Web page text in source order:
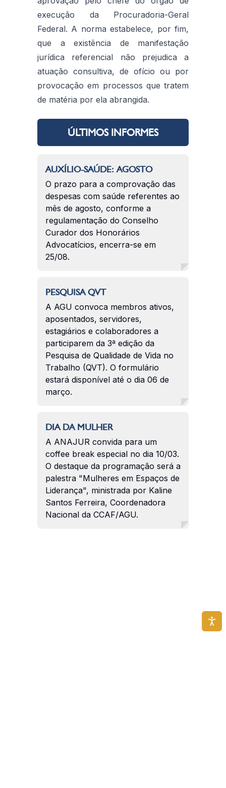
execução da Procuradoria-Geral
Federal. A norma estabelece, por fim,
que a existência de manifestação
jurídica referencial não prejudica a
atuação consultiva, de ofício ou por
provocação em processos que tratem
de matéria por ela abrangida.
ÚLTIMOS INFORMES
AUXÍLIO-SAÚDE: AGOSTO
O prazo para a comprovação das
despesas com saúde referentes ao
mês de agosto, conforme a
regulamentação do Conselho
Curador dos Honorários
Advocatícios, encerra-se em
25/08.
PESQUISA QVT
A AGU convoca membros ativos,
aposentados, servidores,
estagiários e colaboradores a
participarem da 3ª edição da
Pesquisa de Qualidade de Vida no
Trabalho (QVT). O formulário
estará disponível até o dia 06 de
março.
DIA DA MULHER
A ANAJUR convida para um
coffee break especial no dia 10/03.
O destaque da programação será a
palestra "Mulheres em Espaços de
Liderança", ministrada por Kaline
Santos Ferreira, Coordenadora
Nacional da CCAF/AGU.